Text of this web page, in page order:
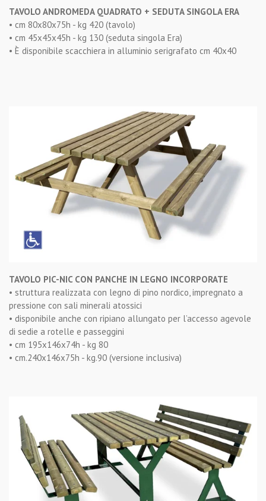
TAVOLO ANDROMEDA QUADRATO + SEDUTA SINGOLA ERA
• cm 80x80x75h - kg 420 (tavolo)
• cm 45x45x45h - kg 130 (seduta singola Era)
• È disponibile scacchiera in alluminio serigrafato cm 40x40
TAVOLO PIC-NIC CON PANCHE IN LEGNO INCORPORATE
• struttura realizzata con legno di pino nordico, impregnato a
pressione con sali minerali atossici
• disponibile anche con ripiano allungato per l’accesso agevole
di sedie a rotelle e passeggini
• cm 195x146x74h - kg 80
• cm.240x146x75h - kg.90 (versione inclusiva)